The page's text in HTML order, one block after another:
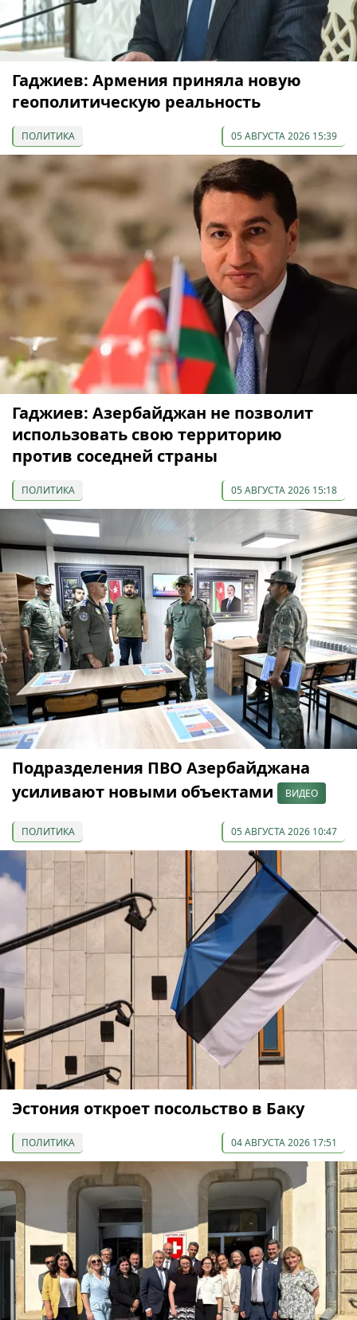
Гаджиев: Армения приняла новую
геополитическую реальность
ПОЛИТИКА 05 АВГУСТА 2026 15:39
Гаджиев: Азербайджан не позволит
использовать свою территорию
против соседней страны
ПОЛИТИКА 05 АВГУСТА 2026 15:18
Подразделения ПВО Азербайджана
усиливают новыми объектами
ВИДЕО
ПОЛИТИКА 05 АВГУСТА 2026 10:47
Эстония откроет посольство в Баку
ПОЛИТИКА 04 АВГУСТА 2026 17:51